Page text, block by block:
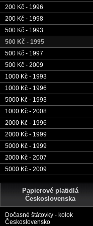
200 Kč - 1996
200 Kč - 1998
500 Kč - 1993
500 Kč - 1995
500 Kč - 1997
500 Kč - 2009
1000 Kč - 1993
1000 Kč - 1996
5000 Kč - 1993
1000 Kč - 2008
2000 Kč - 1996
2000 Kč - 1999
5000 Kč - 1999
2000 Kč - 2007
5000 Kč - 2009
Papierové platidlá
Československa
Dočasné štátovky - kolok
Československo